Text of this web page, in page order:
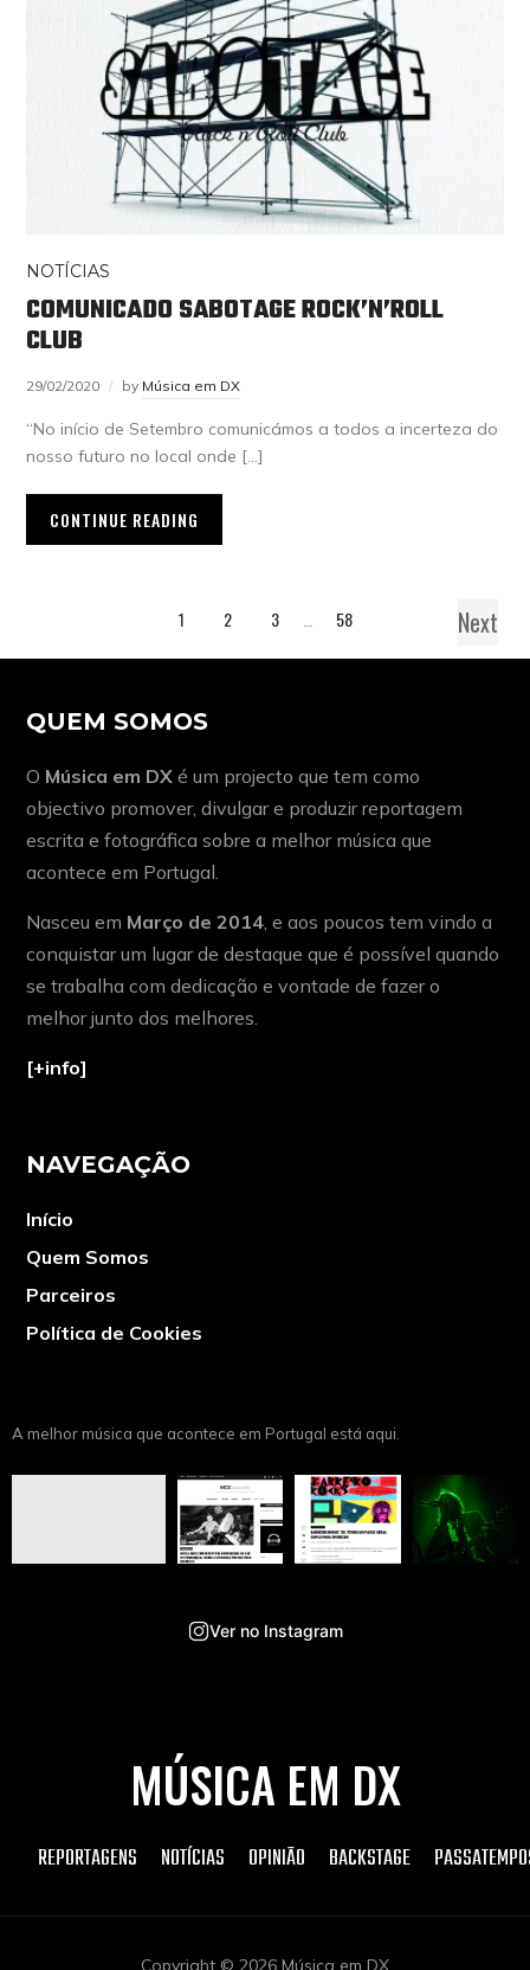
NOTÍCIAS
COMUNICADO SABOTAGE ROCK’N’ROLL
CLUB
29/02/2020 by Música em DX
“No início de Setembro comunicámos a todos a incerteza do
nosso futuro no local onde […]
CONTINUE READING
1 2 3 58 Next
QUEM SOMOS
O Música em DX é um projecto que tem como
objectivo promover, divulgar e produzir reportagem
escrita e fotográfica sobre a melhor música que
acontece em Portugal.
Nasceu em Março de 2014 , e aos poucos tem vindo a
conquistar um lugar de destaque que é possível quando
se trabalha com dedicação e vontade de fazer o
melhor junto dos melhores.
[+info]
NAVEGAÇÃO
Início
Quem Somos
Parceiros
Política de Cookies
A melhor música que acontece em Portugal está aqui.
Ver no Instagram
MÚSICA EM DX
REPORTAGENS NOTÍCIAS OPINIÃO BACKSTAGE
Copyright © 2026 Música em DX